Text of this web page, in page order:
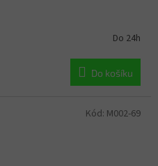
Do 24h
Do košíku
Kód: M002-69